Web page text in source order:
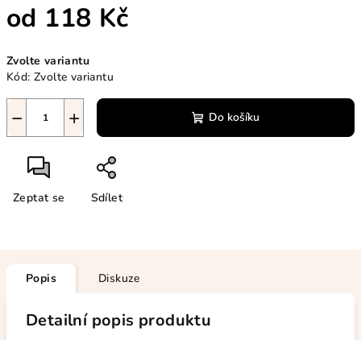
od 118 Kč
cena:
Zvolte variantu
Kód: Zvolte variantu
+
− Do košíku
Zeptat se Sdílet
Popis Diskuze
Detailní popis produktu